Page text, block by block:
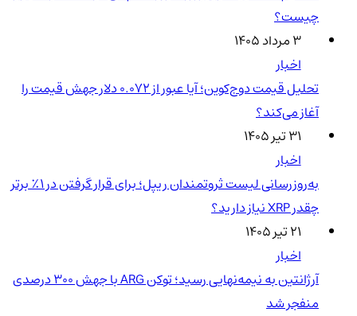
چیست؟
۳ مرداد ۱۴۰۵
اخبار
تحلیل قیمت دوج‌کوین؛ آیا عبور از ۰.۰۷۲ دلار جهش قیمت را
آغاز می‌کند؟
۳۱ تیر ۱۴۰۵
اخبار
به‌روزرسانی لیست ثروتمندان ریپل؛ برای قرار گرفتن در ۱٪ برتر
چقدر XRP نیاز دارید؟
۲۱ تیر ۱۴۰۵
اخبار
آرژانتین به نیمه‌نهایی رسید؛ توکن ARG با جهش ۳۰۰ درصدی
منفجر شد